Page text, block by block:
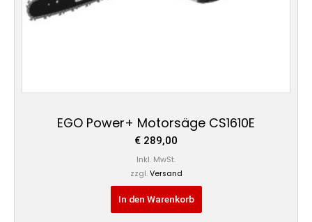
EGO Power+ Motorsäge CS1610E
€ 289,00
Inkl. MwSt.
zzgl. Versand
In den Warenkorb